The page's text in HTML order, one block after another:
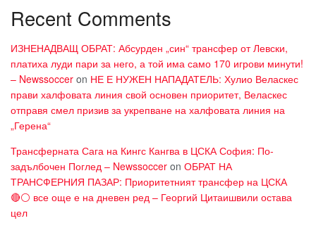
Recent Comments
ИЗНЕНАДВАЩ ОБРАТ: Абсурден „син“ трансфер от Левски,
платиха луди пари за него, а той има само 170 игрови минути!
– Newssoccer on НЕ Е НУЖЕН НАПАДАТЕЛЬ: Хулио Веласкес
прави халфовата линия свой основен приоритет, Веласкес
отправя смел призив за укрепване на халфовата линия на
„Герена“
Трансферната Сага на Кингс Кангва в ЦСКА София: По-
задълбочен Поглед – Newssoccer on ОБРАТ НА
ТРАНСФЕРНИЯ ПАЗАР: Приоритетният трансфер на ЦСКА
🔴⚪ все още е на дневен ред – Георгий Цитаишвили остава
цел